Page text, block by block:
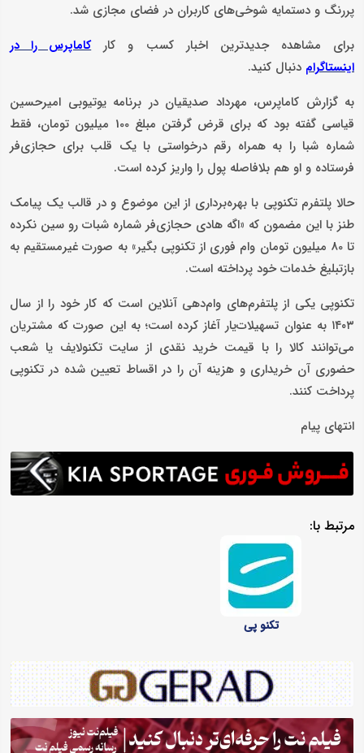
پررنگ و دستمایه شوخی‌های کاربران در فضای مجازی شد.
برای مشاهده جدیدترین اخبار کسب و کار
کاماپرس را در
اینستاگرام دنبال کنید.
به ‌گزارش کاماپرس، مهرداد صدیقیان در برنامه یوتیوبی امیرحسین
قیاسی گفته بود که برای قرض گرفتن مبلغ 100 میلیون تومان، فقط
شماره شبا را به همراه رقم درخواستی با یک قلب برای حجازی‌فر
فرستاده و او هم بلافاصله پول را واریز کرده است.
حالا پلتفرم تکنوپی با بهره‌برداری از این موضوع و در قالب یک پیامک
طنز با این مضمون که «اگه هادی حجازی‌فر شماره شبات رو سین نکرده
تا 80 میلیون تومان وام فوری از تکنوپی بگیر» به صورت غیرمستقیم به
بازتبلیغ خدمات خود پرداخته است.
تکنوپی یکی از پلتفرم‌های وام‌دهی آنلاین است که کار خود را از سال
۱۴۰۳ به عنوان تسهیلات‌یار آغاز کرده است؛ به این صورت که مشتریان
می‌توانند کالا را با قیمت خرید نقدی از سایت تکنولایف یا شعب
حضوری آن خریداری و هزینه آن را در اقساط تعیین شده در تکنوپی
پرداخت ‌کنند.
انتهای پیام
مرتبط با:
تکنو پی